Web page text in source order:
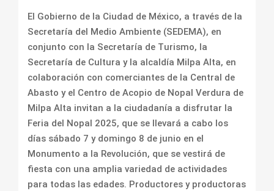
El Gobierno de la Ciudad de México, a través de la
Secretaría del Medio Ambiente (SEDEMA), en
conjunto con la Secretaría de Turismo, la
Secretaría de Cultura y la alcaldía Milpa Alta, en
colaboración con comerciantes de la Central de
Abasto y el Centro de Acopio de Nopal Verdura de
Milpa Alta invitan a la ciudadanía a disfrutar la
Feria del Nopal 2025, que se llevará a cabo los
días sábado 7 y domingo 8 de junio en el
Monumento a la Revolución, que se vestirá de
fiesta con una amplia variedad de actividades
para todas las edades. Productores y productoras